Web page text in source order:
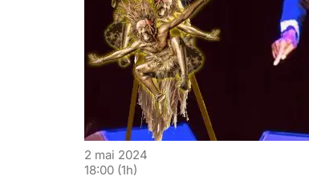
2 mai 2024
18:00 (1h)